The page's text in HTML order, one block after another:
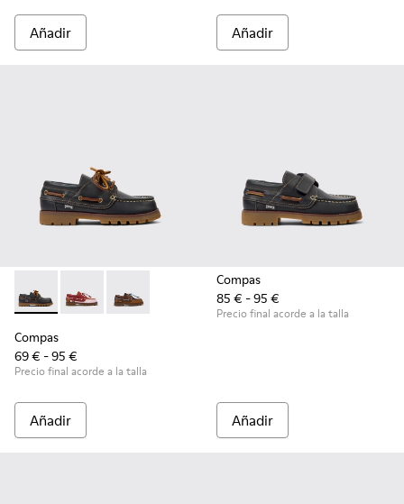
Añadir Añadir
Compas - K800416-001 - Zapatos náuticos de piel azules
Compas - K800416-008 - Zapatos náuticos de piel
Compas - K800416-007 - Náuticos de piel
Compas
69 € - 95 €
Precio final acorde a la talla
Añadir
Compas
85 € - 95 €
Precio final acorde a la talla
Añadir